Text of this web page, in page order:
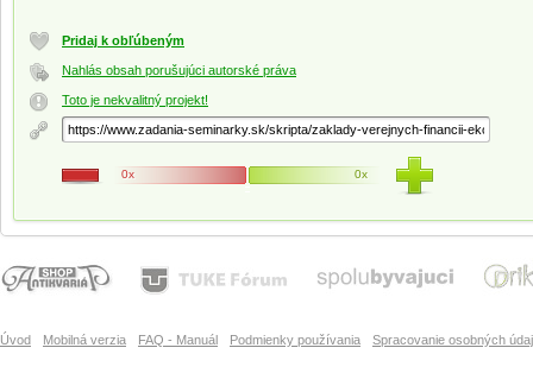
Pridaj k obľúbeným
Nahlás obsah porušujúci autorské práva
Toto je nekvalitný projekt!
0x 0x
Úvod Mobilná verzia FAQ - Manuál Podmienky používania Spracovanie osobných